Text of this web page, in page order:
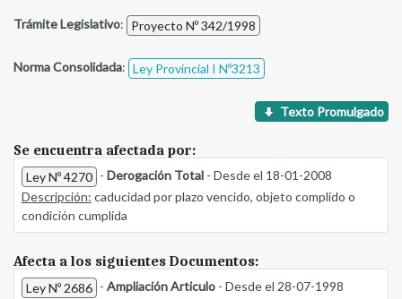
Trámite Legislativo: Proyecto Nº 342/1998
Norma Consolidada: Ley Provincial I Nº3213
Texto Promulgado
Se encuentra afectada por:
Ley Nº 4270 - Derogación Total - Desde el 18-01-2008
Descripción: caducidad por plazo vencido, objeto complido o
condición cumplida
Afecta a los siguientes Documentos:
Ley Nº 2686 - Ampliación Articulo - Desde el 28-07-1998